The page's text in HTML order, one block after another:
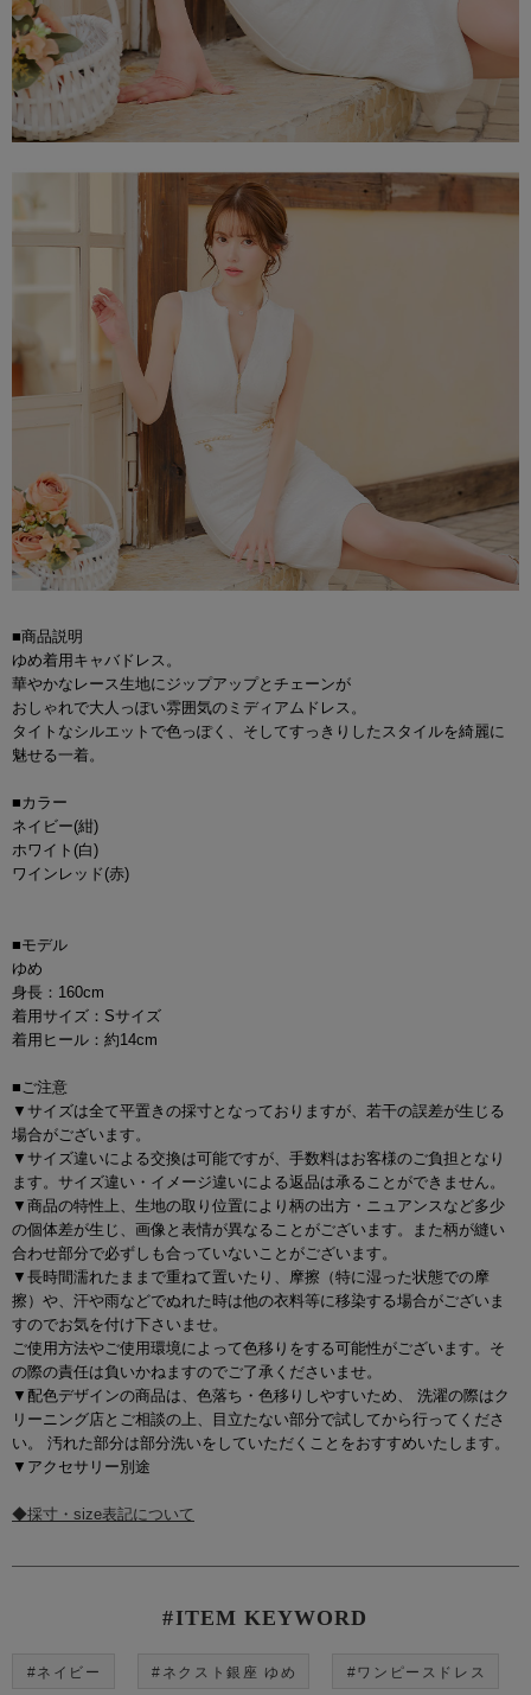
■商品説明
ゆめ着用キャバドレス。
華やかなレース生地にジップアップとチェーンが
おしゃれで大人っぽい雰囲気のミディアムドレス。
タイトなシルエットで色っぽく、そしてすっきりしたスタイルを綺麗に
魅せる一着。
■カラー
ネイビー(紺)
ホワイト(白)
ワインレッド(赤)
■モデル
ゆめ
身長：160cm
着用サイズ：Sサイズ
着用ヒール：約14cm
■ご注意
▼サイズは全て平置きの採寸となっておりますが、若干の誤差が生じる
場合がございます。
▼サイズ違いによる交換は可能ですが、手数料はお客様のご負担となり
ます。サイズ違い・イメージ違いによる返品は承ることができません。
▼商品の特性上、生地の取り位置により柄の出方・ニュアンスなど多少
の個体差が生じ、画像と表情が異なることがございます。また柄が縫い
合わせ部分で必ずしも合っていないことがございます。
▼長時間濡れたままで重ねて置いたり、摩擦（特に湿った状態での摩
擦）や、汗や雨などでぬれた時は他の衣料等に移染する場合がございま
すのでお気を付け下さいませ。
ご使用方法やご使用環境によって色移りをする可能性がございます。そ
の際の責任は負いかねますのでご了承くださいませ。
▼配色デザインの商品は、色落ち・色移りしやすいため、 洗濯の際はク
リーニング店とご相談の上、目立たない部分で試してから行ってくださ
い。 汚れた部分は部分洗いをしていただくことをおすすめいたします。
▼アクセサリー別途
◆採寸・size表記について
#ITEM KEYWORD
#ネイビー #ネクスト銀座 ゆめ #ワンピースドレス